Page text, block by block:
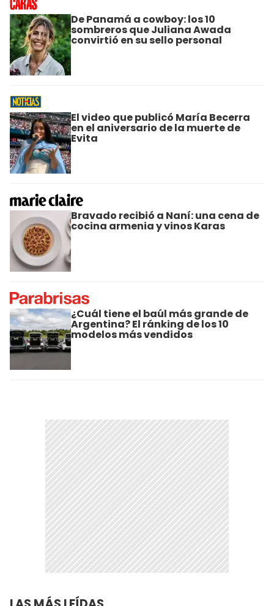
De Panamá a cowboy: los 10
sombreros que Juliana Awada
convirtió en su sello personal
El video que publicó María Becerra
en el aniversario de la muerte de
Evita
Bravado recibió a Naní: una cena de
cocina armenia y vinos Karas
¿Cuál tiene el baúl más grande de
Argentina? El ránking de los 10
modelos más vendidos